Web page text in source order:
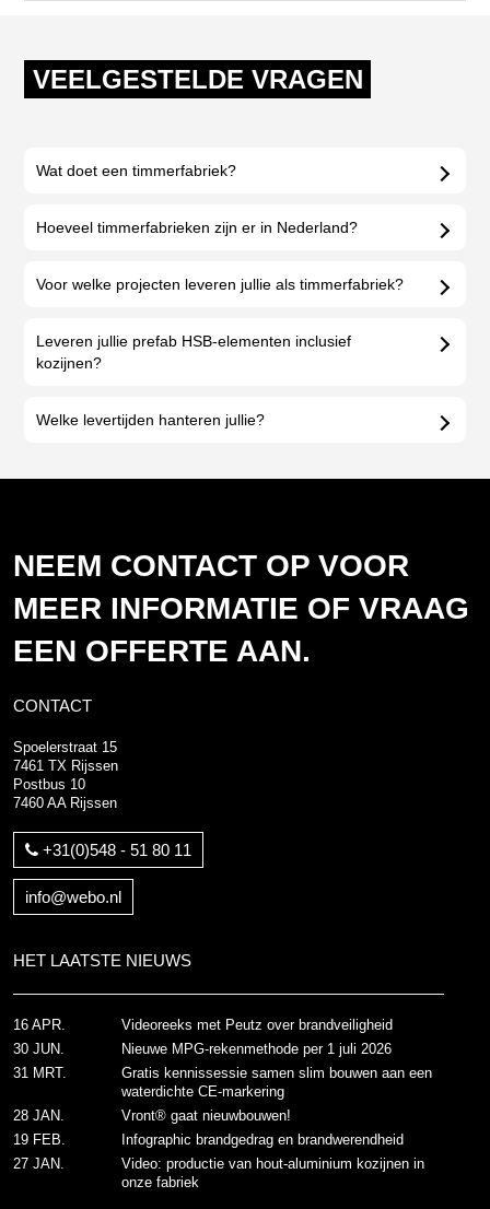
VEELGESTELDE VRAGEN
Wat doet een timmerfabriek?
Hoeveel timmerfabrieken zijn er in Nederland?
Voor welke projecten leveren jullie als timmerfabriek?
Leveren jullie prefab HSB-elementen inclusief
kozijnen?
Welke levertijden hanteren jullie?
NEEM CONTACT OP VOOR
MEER INFORMATIE OF VRAAG
EEN OFFERTE AAN.
CONTACT
Spoelerstraat 15
7461 TX Rijssen
Postbus 10
7460 AA Rijssen
+31(0)548 - 51 80 11
info@webo.nl
HET LAATSTE NIEUWS
Videoreeks met Peutz over brandveiligheid
16 APR.
Nieuwe MPG-rekenmethode per 1 juli 2026
30 JUN.
Gratis kennissessie samen slim bouwen aan een
waterdichte CE-markering
31 MRT.
Vront® gaat nieuwbouwen!
28 JAN.
Infographic brandgedrag en brandwerendheid
19 FEB.
Video: productie van hout-aluminium kozijnen in
onze fabriek
27 JAN.